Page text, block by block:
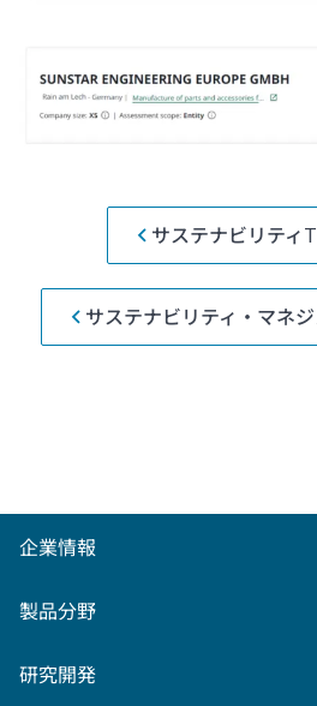
サステナビリティ
サステナビリティ・マネ
企業情報
製品分野
研究開発